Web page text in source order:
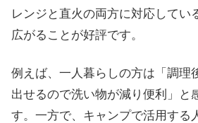
レンジと直火の両方に対応してい
広がることが好評です。
例えば、一人暮らしの方は「調理
出せるので洗い物が減り便利」と
す。一方で、キャンプで活用する